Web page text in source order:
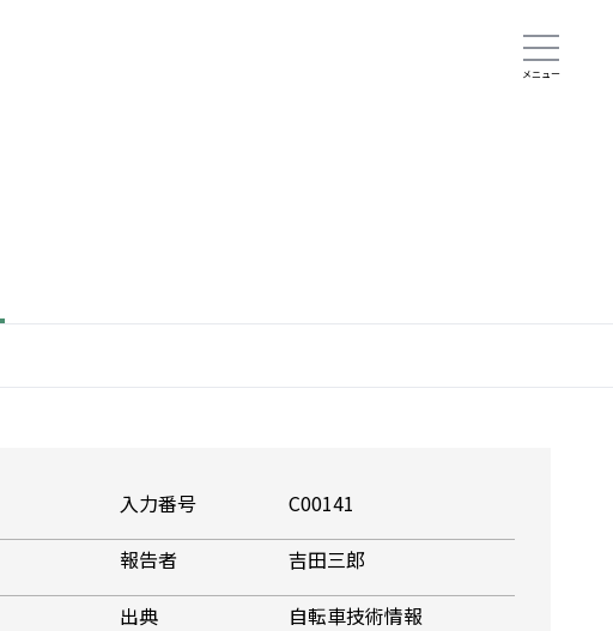
入力番号
C00141
報告者
吉田三郎
出典
自転車技術情報